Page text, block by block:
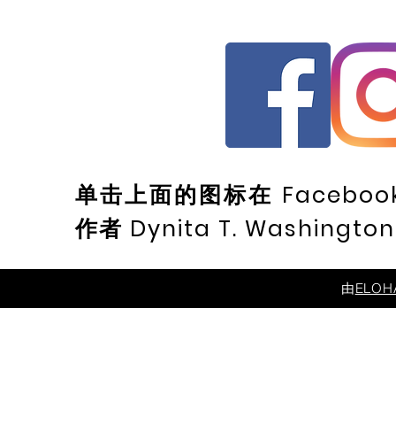
单击上面的图标在
作者 Dynita T. Washington
由